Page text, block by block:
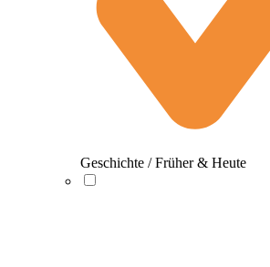
Geschichte / Früher & Heute